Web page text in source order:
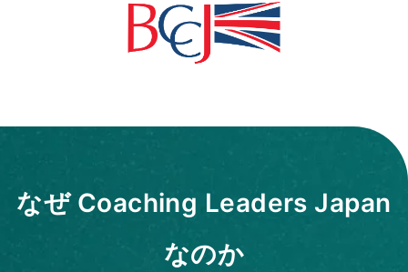
なぜ Coaching Leaders Japan
なのか